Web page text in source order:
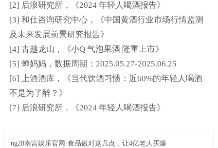
[2] 后浪研究所，《2024 年轻人喝酒报告》
[3] 和仕咨询研究中心，《中国黄酒行业市场行情监测
及未来发展前景研究报告》
[4] 古越龙山，《小Q 气泡果酒 隆重上市》
[5] 蝉妈妈，数据周期：2025.05.27-2025.06.25
[6] 上酒酒库，《当代饮酒习惯：近60%的年轻人喝酒
不是为了醉？》
[7] 后浪研究所，《2024 年轻人喝酒报告》
ng28南宫娱乐官网-食品做对这几点，让4亿老人买爆